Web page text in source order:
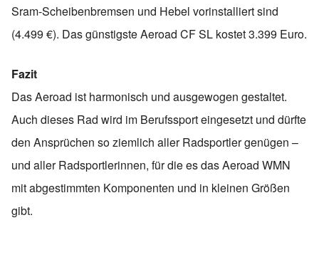
Sram-Scheibenbremsen und Hebel vorinstalliert sind
(4.499 €). Das günstigste Aeroad CF SL kostet 3.399 Euro.
Fazit
Das Aeroad ist harmonisch und ausgewogen gestaltet.
Auch dieses Rad wird im Berufssport eingesetzt und dürfte
den Ansprüchen so ziemlich aller Radsportler genügen –
und aller Radsportlerinnen, für die es das Aeroad WMN
mit abgestimmten Komponenten und in kleinen Größen
gibt.